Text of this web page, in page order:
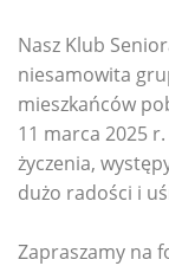
Nasz Klub
niesamowita
mieszkańców
11 marca 2025
życzenia,
dużo radości i
Zapraszamy na